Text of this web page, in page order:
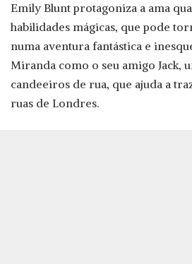
Emily Blunt protagoniza a ama
habilidades mágicas, que pode
numa aventura fantástica e
Miranda como o seu amigo Jack,
candeeiros de rua, que ajuda a
ruas de Londres.